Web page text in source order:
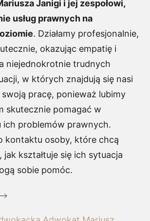
Janigi i jej zespołowi,
usług prawnych na
. Działamy profesjonalnie,
okazując empatię i
niejednokrotnie trudnych
w których znajdują się nasi
pracę, ponieważ lubimy
skutecznie pomagać w
ich problemów prawnych.
kontaktu osoby, które chcą
jak kształtuje się ich sytuacja
sobie pomóc.